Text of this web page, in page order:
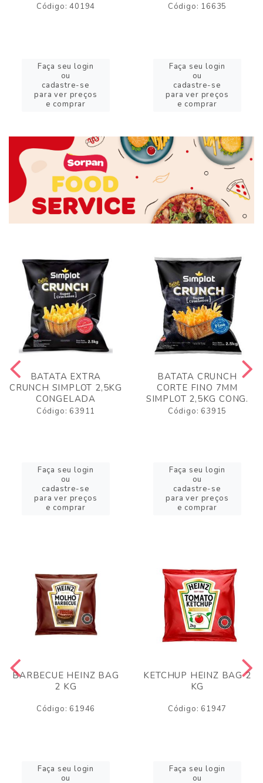
Código: 40194
Faça seu login
ou
cadastre-se
para ver preços
e comprar
Código: 16635
Faça seu login
ou
cadastre-se
para ver preços
e comprar
BATATA EXTRA
CRUNCH SIMPLOT 2,5KG
CONGELADA
Código: 63911
Faça seu login
ou
cadastre-se
para ver preços
e comprar
BATATA CRUNCH
CORTE FINO 7MM
SIMPLOT 2,5KG CONG.
Código: 63915
Faça seu login
ou
cadastre-se
para ver preços
e comprar
BARBECUE HEINZ BAG
2 KG
Código: 61946
Faça seu login
ou
KETCHUP HEINZ BAG 2
KG
Código: 61947
Faça seu login
ou